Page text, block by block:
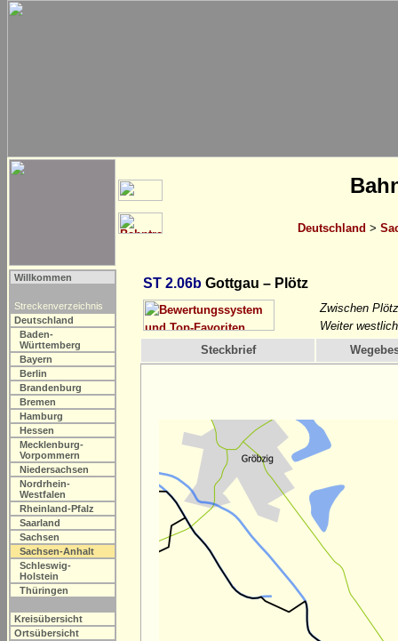
Deutschland >
Willkommen
Streckenverzeichnis
Deutschland
Baden-
Württemberg
Bayern
Berlin
Brandenburg
Bremen
Hamburg
Hessen
Mecklenburg-
Vorpommern
Niedersachsen
Nordrhein-
Westfalen
Rheinland-Pfalz
Saarland
Sachsen
Sachsen-Anhalt
Schleswig-
Holstein
Thüringen
Kreisübersicht
Ortsübersicht
ST 2.06b Gottgau – Plötz
Zwischen
Weiter
Steckbrief